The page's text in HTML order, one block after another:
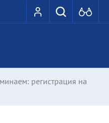
регистрация на